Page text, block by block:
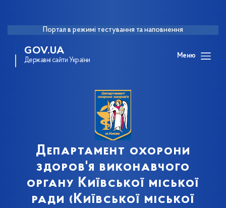
Портал в режимі тестування та наповнення
GOV.UA
Державні сайти України
Меню
Департамент охорони
здоров'я виконавчого
органу Київської міської
ради (Київської міської